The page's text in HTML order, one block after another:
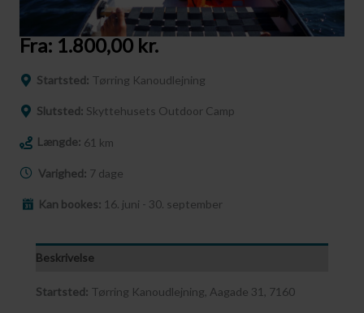
Fra: 1.800,00 kr.
Startsted: Tørring Kanoudlejning
Slutsted: Skyttehusets Outdoor Camp
Længde: 61 km
Varighed: 7 dage
Kan bookes: 16. juni - 30. september
Beskrivelse
Startsted: Tørring Kanoudlejning, Aagade 31, 7160